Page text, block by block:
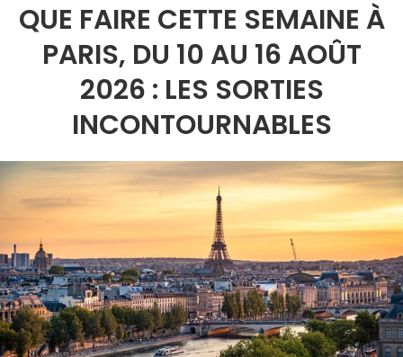
QUE FAIRE CETTE SEMAINE À
PARIS, DU 10 AU 16 AOÛT
2026 : LES SORTIES
INCONTOURNABLES